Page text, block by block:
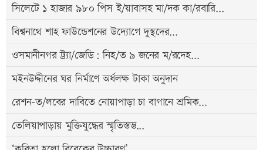
সিলেটে ১ হাজার ৯৮০ পিস ই/য়াবাসহ মা/দক কা/রবারি...
বিশ্বনাথে শাহ ফাউন্ডেশনের উদ্যোগে দুস্থদের...
ওসমানীনগর ট্র্যা/জেডি: নিহ/ত ৯ জনের ম/রদেহ...
মইনউদ্দীনের ঘর নির্মাণে অর্ধলক্ষ টাকা অনুদান
রেশন-ত/লবের দাবিতে নোয়াপাড়া চা বাগানে শ্রমিক...
তেলিয়াপাড়ায় মুক্তিযুদ্ধের স্মৃতিস্তম্ভ...